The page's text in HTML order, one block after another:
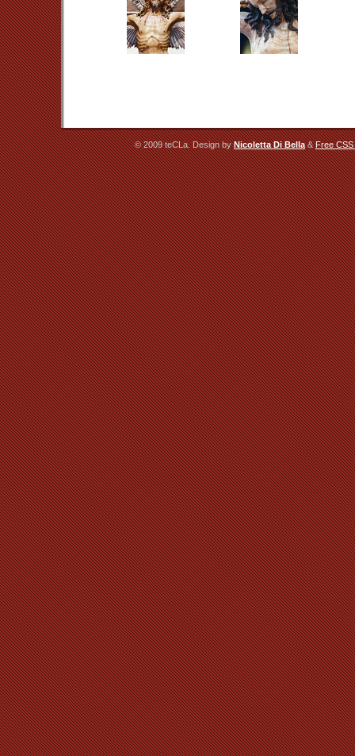
© 2009 teCLa. Design byNicoletta Di Bella&Free